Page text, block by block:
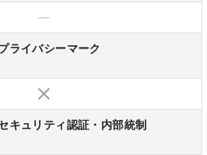
—
ライバシーマーク
キュリティ認証・内部統制